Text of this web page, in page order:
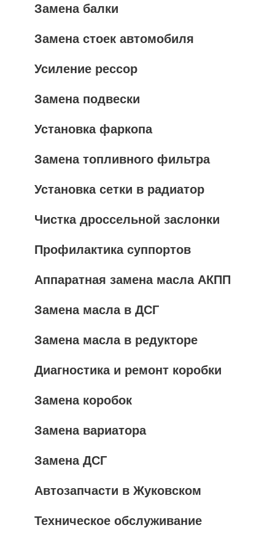
Замена балки
Замена стоек автомобиля
Усиление рессор
Замена подвески
Установка фаркопа
Замена топливного фильтра
Установка сетки в радиатор
Чистка дроссельной заслонки
Профилактика суппортов
Аппаратная замена масла АКПП
Замена масла в ДСГ
Замена масла в редукторе
Диагностика и ремонт коробки
Замена коробок
Замена вариатора
Замена ДСГ
Автозапчасти в Жуковском
Техническое обслуживание